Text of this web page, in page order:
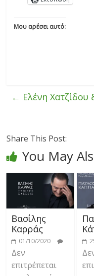
Μου αρέσει αυτό:
← Ελένη
Share This Post:
You May
Βασίλης
Καρράς
01/10/2020
Δεν
επιτρέπεται